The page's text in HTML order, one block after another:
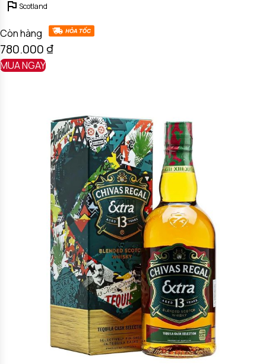
Scotland
Còn hàng
780.000₫
MUA NGAY